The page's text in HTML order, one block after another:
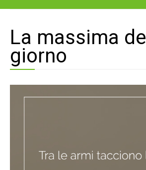
La massima del
giorno